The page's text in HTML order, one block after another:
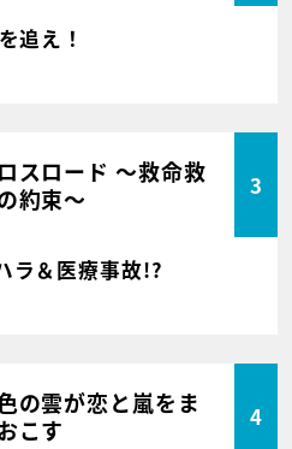
追え！
スロード ～救命救
約束～
3
＆医療事故!?
の雲が恋と嵐をま
こす
4